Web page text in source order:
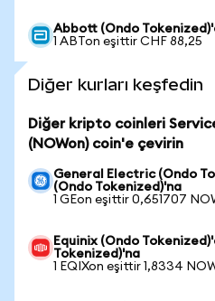
Abbott (Ondo
1 ABTon eşittir CHF 88,25
Diğer kurları keşfedin
Diğer kripto coinleri
(NOWon) coin'e çevirin
General Electric (Ondo
(Ondo Tokenized)'na
1 GEon eşittir 0,651707
Equinix (Ondo
Tokenized)'na
1 EQIXon eşittir 1,8334